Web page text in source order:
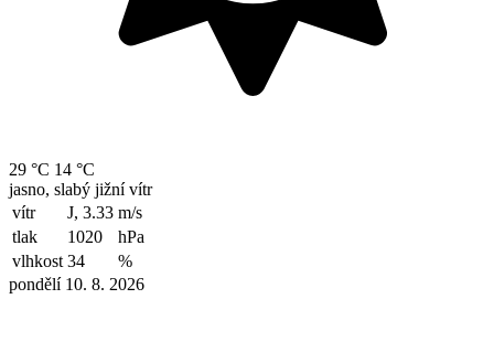
29 °C 14 °C
jasno, slabý jižní vítr
vítr
J, 3.33 m/s
tlak
1020
hPa
vlhkost 34
%
pondělí 10. 8. 2026